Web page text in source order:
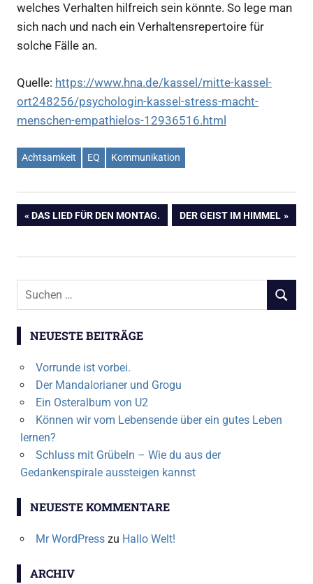
welches Verhalten hilfreich sein könnte. So lege man
sich nach und nach ein Verhaltensrepertoire für
solche Fälle an.
Quelle: https://www.hna.de/kassel/mitte-kassel-
ort248256/psychologin-kassel-stress-macht-
menschen-empathielos-12936516.html
Achtsamkeit EQ Kommunikation
Beitragsnavigation
VORHERIGER
DAS LIED FÜR DEN MONTAG.
NÄCHSTER
DER GEIST IM HIMMEL
Suchen
SUCHEN
NEUESTE BEITRÄGE
Vorrunde ist vorbei.
Der Mandalorianer und Grogu
Ein Osteralbum von U2
Können wir vom Lebensende über ein gutes Leben
lernen?
Schluss mit Grübeln – Wie du aus der
Gedankenspirale aussteigen kannst
NEUESTE KOMMENTARE
Mr WordPresszu Hallo Welt!
ARCHIV